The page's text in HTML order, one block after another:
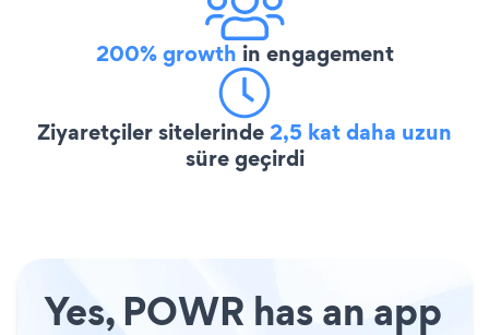
200% growth in engagement
Ziyaretçiler sitelerinde2,5 kat daha uzun
süre geçirdi
Yes, POWR has an app